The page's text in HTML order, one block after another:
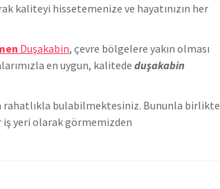
kaliteyi hissetemenize ve hayatınızın her
Duşakabin, çevre bölgelere yakın olması
en uygun, kalitede duşakabin
bulabilmektesiniz. Bununla birlikte
iş yeri olarak görmemizden